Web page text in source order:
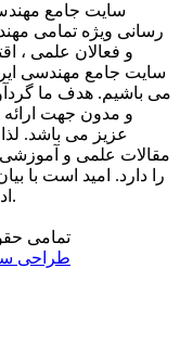
سایت جامع
رسانی ویژه تمامی
و فعالان علمی ،
سایت جامع مهندسی
می باشیم. هدف ما
و مدون جهت
عزیز می باشد.
مقالات علمی و
را دارد. امید است با
ادامه مسیر و ارائه خدمات بهتر یاری فرمایید.
تمامی
طراحی